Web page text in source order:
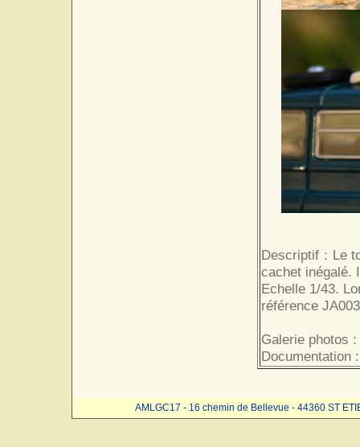
Descriptif : Le
cachet inégalé.
Echelle 1/43.
référence
Galerie photos :
Documentation :
AMLGC17 - 16 chemin de Bellevue - 44360 ST